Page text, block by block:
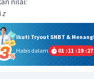
z
Ikuti Tryout SNBT &
Habis dalam
01 :11 :19 :27